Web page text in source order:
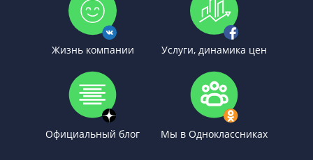
Жизнь компании Услуги, динамика цен
Официальный блог Мы в Одноклассниках